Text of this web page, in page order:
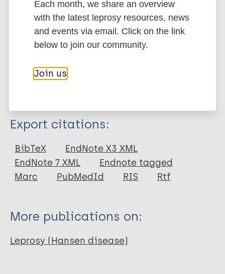
Conclusions:A deprived population with new cases
in its aging population would require, as a pertinent
strategy, to reinforce prevention actions, active
screening and early detection to eradicate this
Google Scholar
Type
Journal Article
Author
Casa ER
Manso BP
Export citations:
BibTeX
EndNote X3 XML
EndNote 7 XML
Endnote tagged
Marc
PubMedId RIS Rtf
More publications on:
Leprosy (Hansen disease)
Each month, we share an overview
with the latest leprosy resources, news
and events via email. Click on the link
below to join our community.
Join us